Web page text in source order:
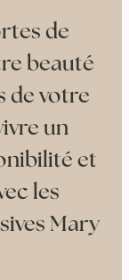
de
beauté
de votre
un
et
les
Mary